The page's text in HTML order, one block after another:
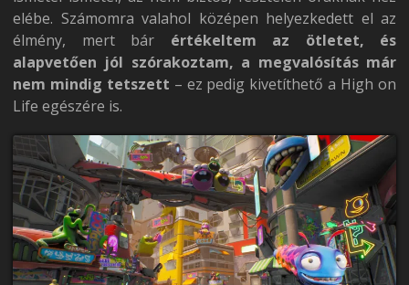
elébe. Számomra valahol középen helyezkedett el az
élmény, mert bár értékeltem az ötletet, és
alapvetően jól szórakoztam, a megvalósítás már
nem mindig tetszett – ez pedig kivetíthető a High on
Life egészére is.